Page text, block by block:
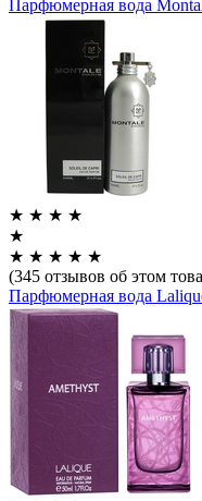
Парфюмерная вода
★ ★ ★ ★
★
★ ★ ★ ★ ★
(345 отзывов об этом
Парфюмерная вода